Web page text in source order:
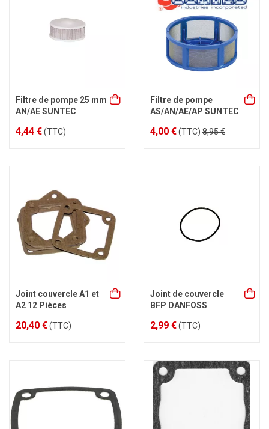
Filtre de pompe 25 mm
AN/AE SUNTEC
4,44 €(TTC)
Filtre de pompe
AS/AN/AE/AP SUNTEC
4,00 €(TTC) 8,95 €
Joint couvercle A1 et
A2 12 Pièces
20,40 €(TTC)
Joint de couvercle
BFP DANFOSS
2,99 €(TTC)